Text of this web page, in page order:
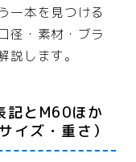
一本を見つける
径・素材・ブラ
説します。
記とM60ほか
イズ・重さ）